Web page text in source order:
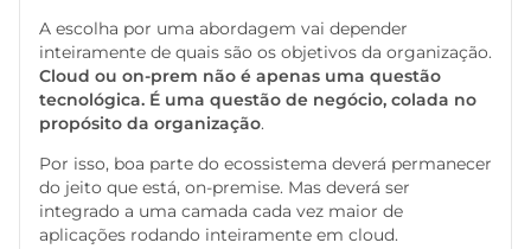
A escolha por uma abordagem vai depender
inteiramente de quais são os objetivos da organização.
Cloud ou on-prem não é apenas uma questão
tecnológica. É uma questão de negócio, colada no
propósito da organização.
Por isso, boa parte do ecossistema deverá permanecer
do jeito que está, on-premise. Mas deverá ser
integrado a uma camada cada vez maior de
aplicações rodando inteiramente em cloud.